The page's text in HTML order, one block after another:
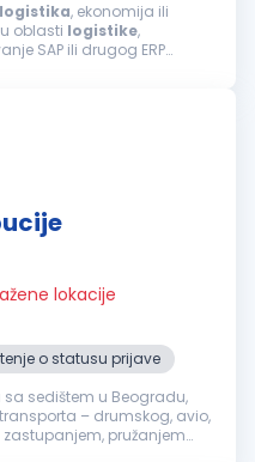
logistika, ekonomija ili
oblasti logistike,
SAP ili drugog ERP
lokacije
o statusu prijave
sedištem u Beogradu,
– drumskog, avio,
pružanjem